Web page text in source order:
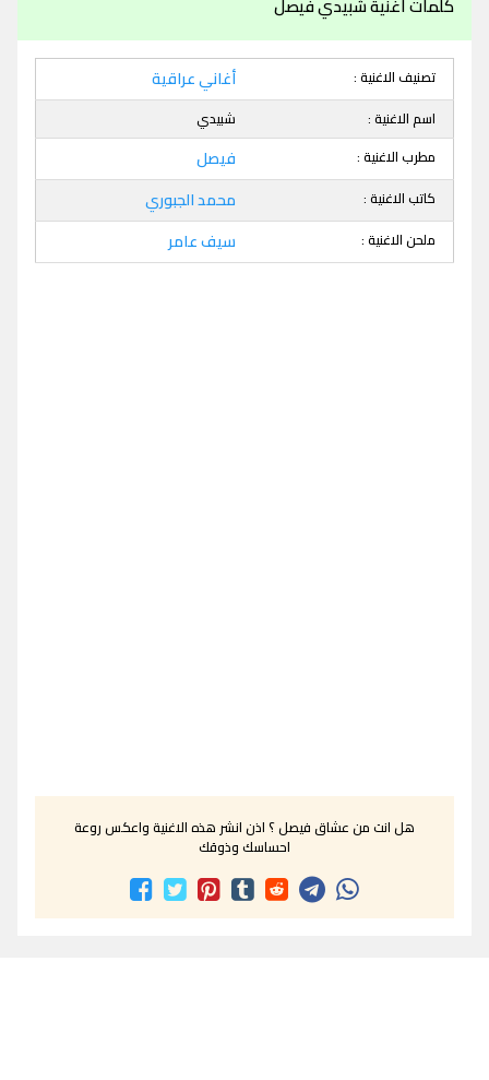
تصنيف الاغنية : أغاني عراقية
اسم الاغنية :
شبيدي
مطرب الاغنية :
فيصل
كاتب الاغنية : محمد الجبوري
ملحن الاغنية : سيف عامر
هل انت من عشاق فيصل ؟ اذن انشر هذه الاغنية واعكس روعة
احساسك وذوقك